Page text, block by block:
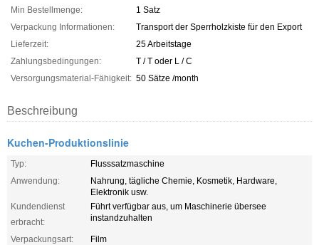
Min Bestellmenge:
1 Satz
Verpackung Informationen:
Transport der Sperrholzkiste für den Export
Lieferzeit:
25 Arbeitstage
Zahlungsbedingungen:
T / T oder L / C
Versorgungsmaterial-Fähigkeit: 50 Sätze /month
Beschreibung
Kuchen-Produktionslinie
Typ:
Flusssatzmaschine
Anwendung:
Nahrung, tägliche Chemie, Kosmetik, Hardware,
Elektronik usw.
Kundendienst
erbracht:
Führt verfügbar aus, um Maschinerie übersee
instandzuhalten
Verpackungsart:
Film